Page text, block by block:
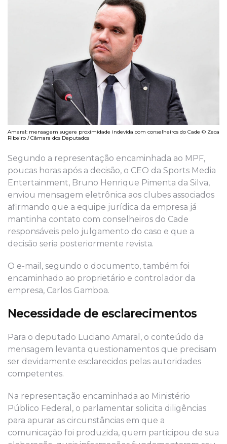
Amaral: mensagem sugere proximidade indevida com conselheiros do Cade © Zeca
Ribeiro / Câmara dos Deputados
Segundo a representação encaminhada ao MPF,
poucas horas após a decisão, o CEO da Sports Media
Entertainment, Bruno Henrique Pimenta da Silva,
enviou mensagem eletrônica aos clubes associados
afirmando que a equipe jurídica da empresa já
mantinha contato com conselheiros do Cade
responsáveis pelo julgamento do caso e que a
decisão seria posteriormente revista.
O e-mail, segundo o documento, também foi
encaminhado ao proprietário e controlador da
empresa, Carlos Gamboa.
Necessidade de esclarecimentos
Para o deputado Luciano Amaral, o conteúdo da
mensagem levanta questionamentos que precisam
ser devidamente esclarecidos pelas autoridades
competentes.
Na representação encaminhada ao Ministério
Público Federal, o parlamentar solicita diligências
para apurar as circunstâncias em que a
comunicação foi produzida, quem participou de sua